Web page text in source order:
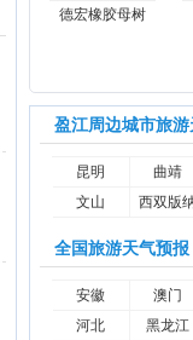
德宏橡胶母树
盈江周边城市旅
昆明
曲靖
文山
西双版
全国旅游天气预报
安徽
澳门
河北
黑龙江